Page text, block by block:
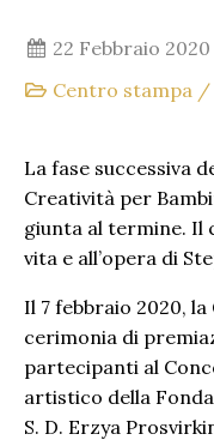
22 Febbraio 2020
Centro stampa /
La fase successiva
Creatività per
giunta al termine. Il
vita e all’opera di
Il 7 febbraio 2020,
cerimonia di
partecipanti al
artistico della
S. D. Erzya